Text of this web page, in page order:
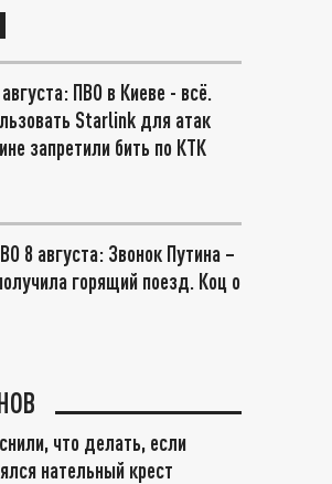
ПВО в Киеве - всё.
Starlink для атак
запретили бить по КТК
8 августа: Звонок Путина –
горящий поезд. Коц о
что делать, если
нательный крест